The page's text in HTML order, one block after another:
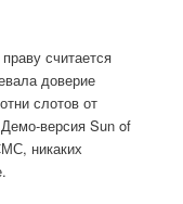
считается
доверие
слотов от
версия Sun of
никаких